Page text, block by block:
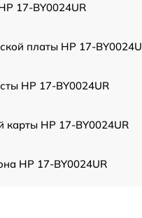
17-BY0024UR
платы HP 17-
HP 17-BY0024UR
карты HP 17-BY0024UR
HP 17-BY0024UR